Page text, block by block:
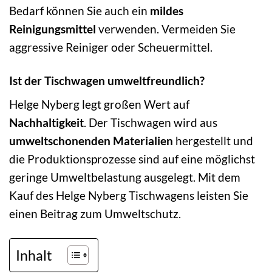
Bedarf können Sie auch ein mildes
Reinigungsmittel verwenden. Vermeiden Sie
aggressive Reiniger oder Scheuermittel.
Ist der Tischwagen umweltfreundlich?
Helge Nyberg legt großen Wert auf
Nachhaltigkeit. Der Tischwagen wird aus
umweltschonenden Materialien hergestellt und
die Produktionsprozesse sind auf eine möglichst
geringe Umweltbelastung ausgelegt. Mit dem
Kauf des Helge Nyberg Tischwagens leisten Sie
einen Beitrag zum Umweltschutz.
Inhalt